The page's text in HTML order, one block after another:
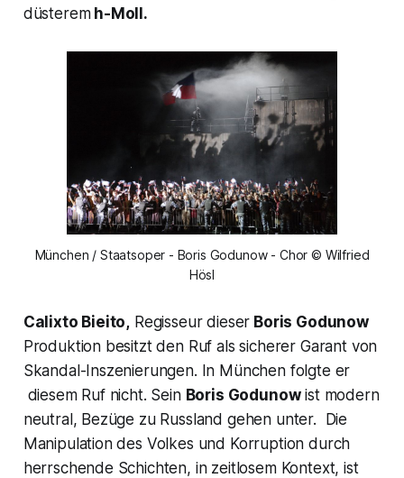
düsteremh-Moll.
München / Staatsoper - Boris Godunow - Chor © Wilfried
Hösl
Calixto Bieito, Regisseur dieser Boris Godunow
Produktion besitzt den Ruf als sicherer Garant von
Skandal-Inszenierungen. In München folgte er
diesem Ruf nicht. Sein Boris Godunowist modern
neutral, Bezüge zu Russland gehen unter. Die
Manipulation des Volkes und Korruption durch
herrschende Schichten, in zeitlosem Kontext, ist